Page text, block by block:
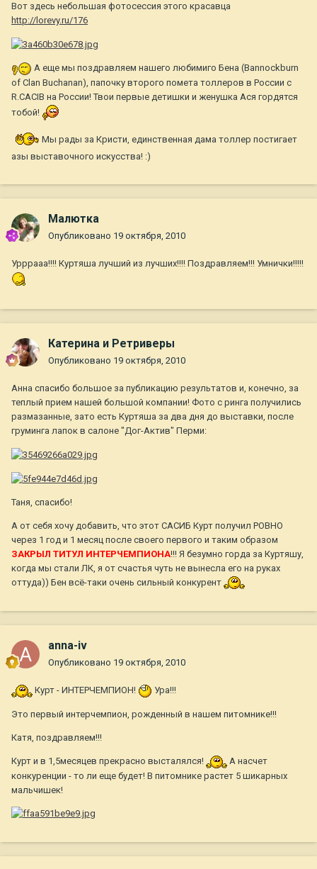
Вот здесь небольшая фотосессия этого красавца
http://lorevy.ru/176
А еще мы поздравляем нашего любимиго Бена (Bannockburn
of Clan Buchanan), папочку второго помета толлеров в России с
R.CACIB на России! Твои первые детишки и женушка Ася гордятся
тобой!
Мы рады за Кристи, единственная дама толлер постигает
азы выставочного искусства! :)
Малютка
Опубликовано 19 октября, 2010
Урррааа!!!! Куртяша лучший из лучших!!!! Поздравляем!!! Умнички!!!!!
Катерина и Ретриверы
Опубликовано 19 октября, 2010
Анна спасибо большое за публикацию результатов и, конечно, за
теплый прием нашей большой компании! Фото с ринга получились
размазанные, зато есть Куртяша за два дня до выставки, после
груминга лапок в салоне "Дог-Актив" Перми:
Таня, спасибо!
А от себя хочу добавить, что этот САСИБ Курт получил РОВНО
через 1 год и 1 месяц после своего первого и таким образом
ЗАКРЫЛ ТИТУЛ ИНТЕРЧЕМПИОНА!!! Я безумно горда за Куртяшу,
когда мы стали ЛК, я от счастья чуть не вынесла его на руках
оттуда)) Бен всё-таки очень сильный конкурент
anna-iv
Опубликовано 19 октября, 2010
Курт - ИНТЕРЧЕМПИОН! Ура!!!
Это первый интерчемпион, рожденный в нашем питомнике!!!
Катя, поздравляем!!!
Курт и в 1,5месяцев прекрасно высталялся!
А насчет
конкуренции - то ли еще будет! В питомнике растет 5 шикарных
мальчишек!